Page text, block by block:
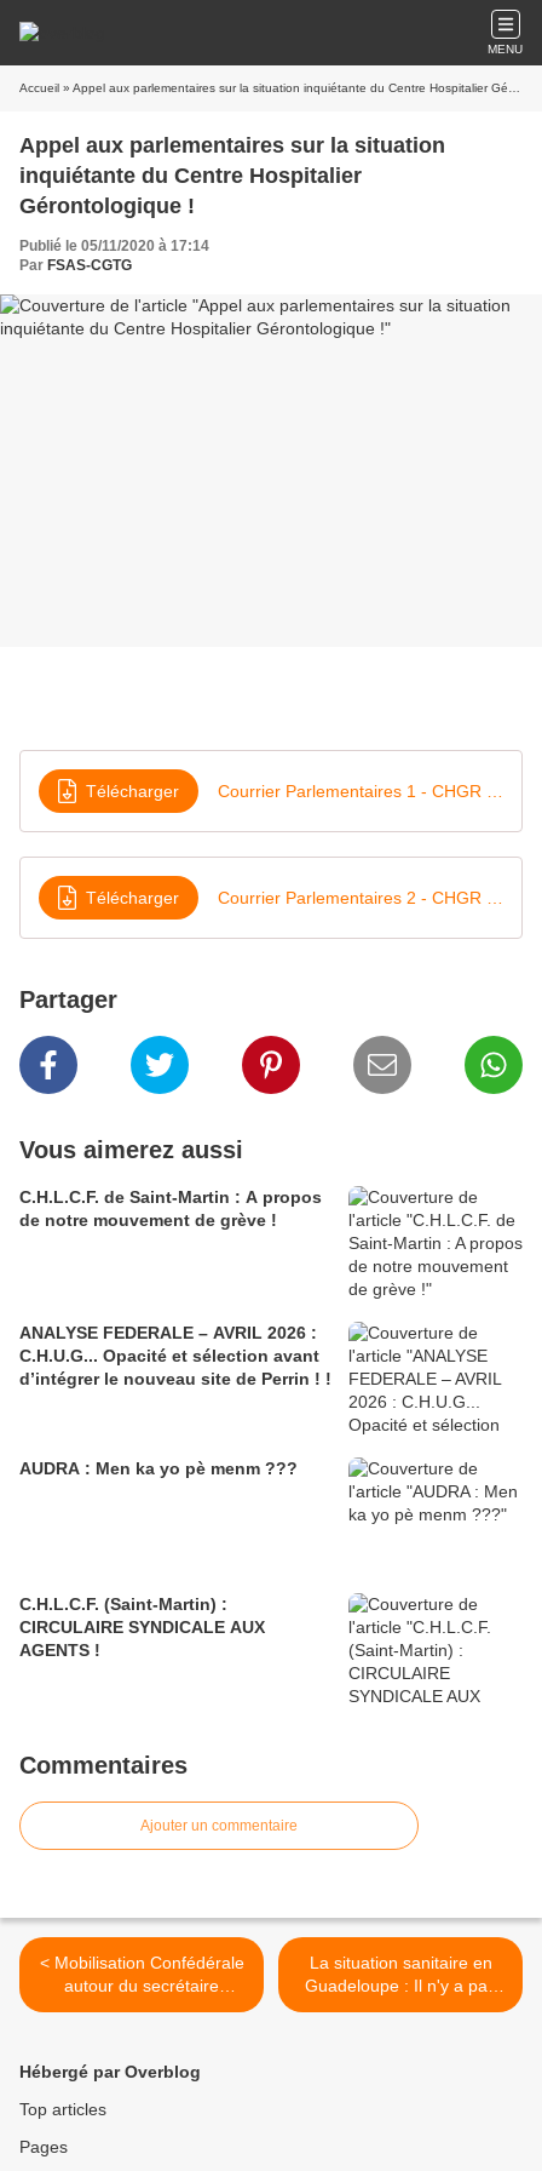
MENU
Accueil » Appel aux parlementaires sur la situation inquiétante du Centre Hospitalier Gérontologique !
Appel aux parlementaires sur la situation
inquiétante du Centre Hospitalier
Gérontologique !
Publié le 05/11/2020 à 17:14
Par FSAS-CGTG
Télécharger
Télécharger
Partager
Vous aimerez aussi
C.H.L.C.F. de Saint-Martin : A propos
de notre mouvement de grève !
ANALYSE FEDERALE – AVRIL 2026 :
C.H.U.G... Opacité et sélection avant
d’intégrer le nouveau site de Perrin ! !
AUDRA : Men ka yo pè menm ???
C.H.L.C.F. (Saint-Martin) :
CIRCULAIRE SYNDICALE AUX
AGENTS !
Commentaires
Ajouter un commentaire
< Mobilisation Confédérale
autour du secrétaire
général appelé devant le
La situation sanitaire en
Guadeloupe : Il n'y a pas
que la COVID 19
Hébergé par Overblog
Top articles
Pages